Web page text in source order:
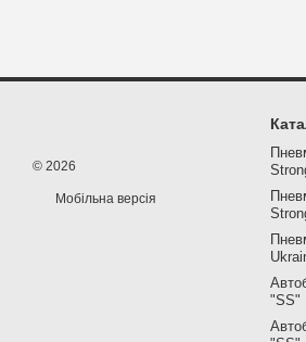
© 2026
Мобільна версія
"SS"